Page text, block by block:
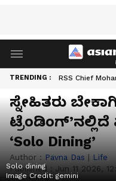
TRENDING : RSS Chief
ಸ್ನೇಹಿತರು
‘Solo Dining’
Author : Pavna Das | Life
Published : Jun 11 2026,
Solo dining
Image Credit: gemini